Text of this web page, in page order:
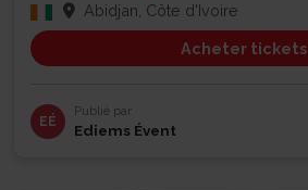
Abidjan, Côte d'Ivoire
Acheter tickets
EÉ
Publié par
Ediems Évent